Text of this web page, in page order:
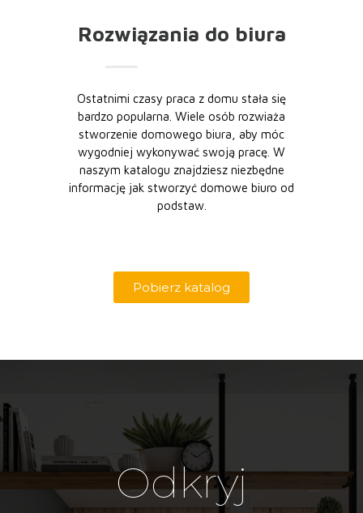
Rozwiązania do biura
Ostatnimi czasy praca z domu stała się
bardzo popularna. Wiele osób rozwiaża
stworzenie domowego biura, aby móc
wygodniej wykonywać swoją pracę. W
naszym katalogu znajdziesz niezbędne
informację jak stworzyć domowe biuro od
podstaw.
Pobierz katalog
Odkryj